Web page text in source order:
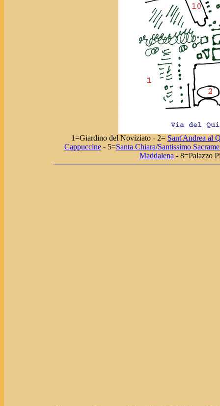
1=Giardino del Noviziato - 2= Sant'Andrea al
Cappuccine- 5=Santa Chiara/Santissimo
Maddalena - 8=Palazzo